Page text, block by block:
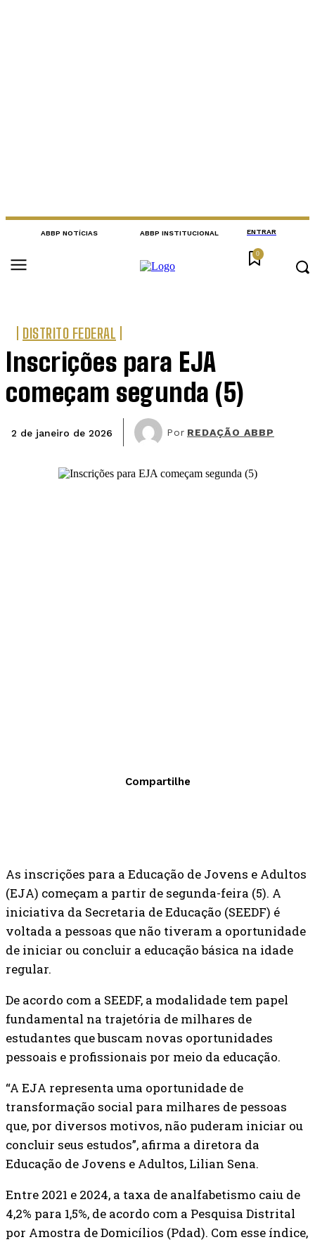
ABBP NOTÍCIAS ABBP INSTITUCIONAL ENTRAR
0
DISTRITO FEDERAL
Inscrições para EJA
começam segunda (5)
2 de janeiro de 2026 Por REDAÇÃO ABBP
Compartilhe
As inscrições para a Educação de Jovens e Adultos
(EJA) começam a partir de segunda-feira (5). A
iniciativa da Secretaria de Educação (SEEDF) é
voltada a pessoas que não tiveram a oportunidade
de iniciar ou concluir a educação básica na idade
regular.
De acordo com a SEEDF, a modalidade tem papel
fundamental na trajetória de milhares de
estudantes que buscam novas oportunidades
pessoais e profissionais por meio da educação.
“A EJA representa uma oportunidade de
transformação social para milhares de pessoas
que, por diversos motivos, não puderam iniciar ou
concluir seus estudos”, afirma a diretora da
Educação de Jovens e Adultos, Lilian Sena.
Entre 2021 e 2024, a taxa de analfabetismo caiu de
4,2% para 1,5%, de acordo com a Pesquisa Distrital
por Amostra de Domicílios (Pdad). Com esse índice,